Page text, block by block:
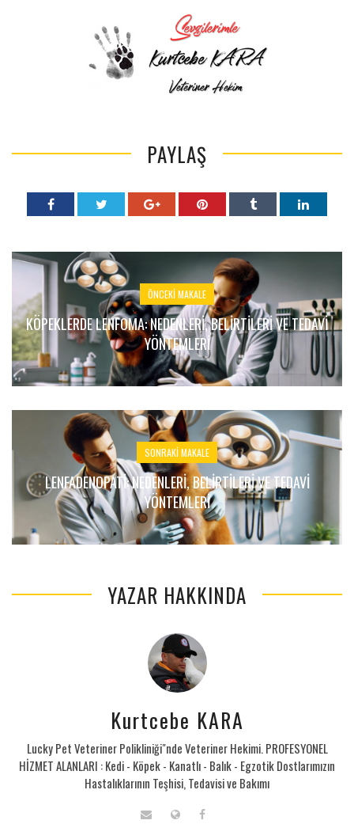
PAYLAŞ
ÖNCEKI MAKALE
KÖPEKLERDE LENFOMA: NEDENLERI, BELIRTILERI VE TEDAVI
YÖNTEMLERI
SONRAKI MAKALE
LENFADENOPATI: NEDENLERI, BELIRTILERI VE TEDAVI
YÖNTEMLERI
YAZAR HAKKINDA
Kurtcebe KARA
Lucky Pet Veteriner Polikliniği"nde Veteriner Hekimi. PROFESYONEL
HİZMET ALANLARI : Kedi - Köpek - Kanatlı - Balık - Egzotik Dostlarımızın
Hastalıklarının Teşhisi, Tedavisi ve Bakımı